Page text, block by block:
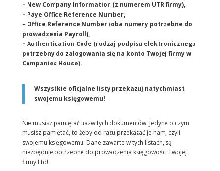
– New Company Information (z numerem UTR firmy),
– Paye Office Reference Number,
– Office Reference Number (oba numery potrzebne do
prowadzenia Payroll),
– Authentication Code (rodzaj podpisu elektronicznego
potrzebny do zalogowania się na konto Twojej firmy w
Companies House).
Wszystkie oficjalne listy przekazuj natychmiast
swojemu księgowemu!
Nie musisz pamiętać nazw tych dokumentów. Jedyne o czym
musisz pamiętać, to żeby od razu przekazać je nam, czyli
swojemu księgowemu. Dane zawarte w tych listach, są
niezbędnie potrzebne do prowadzenia księgowości Twojej
firmy Ltd!